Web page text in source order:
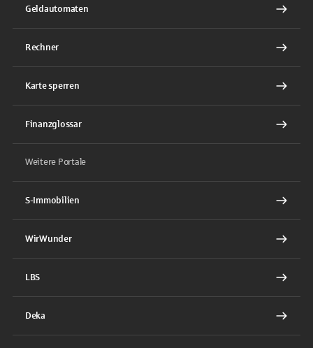
Geldautomaten
Rechner
Karte sperren
Finanzglossar
Weitere Portale
S-Immobilien
WirWunder
LBS
Deka